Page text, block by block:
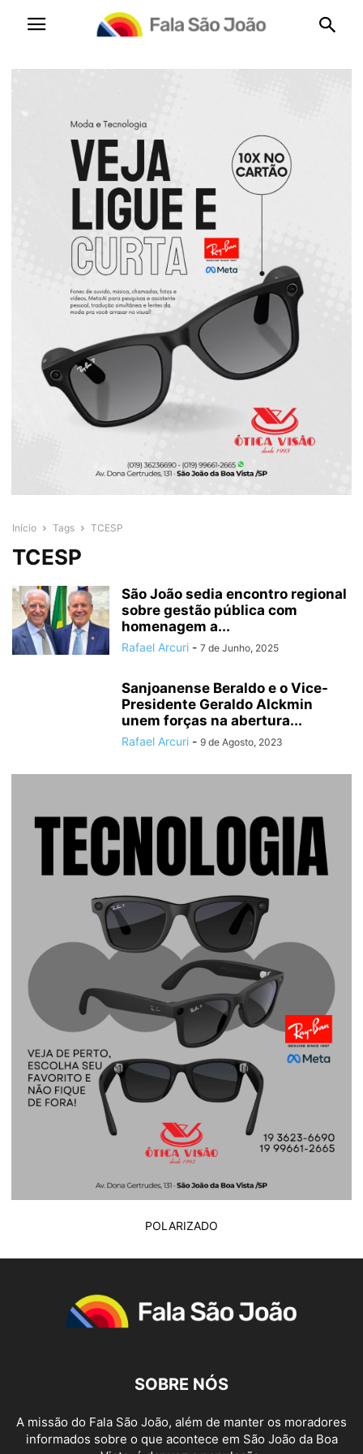
Início Tags TCESP
TCESP
São João sedia encontro regional
sobre gestão pública com
homenagem a...
Rafael Arcuri - 7 de Junho, 2025
Sanjoanense Beraldo e o Vice-
Presidente Geraldo Alckmin
unem forças na abertura...
Rafael Arcuri - 9 de Agosto, 2023
POLARIZADO
SOBRE NÓS
A missão do Fala São João, além de manter os moradores
informados sobre o que acontece em São João da Boa